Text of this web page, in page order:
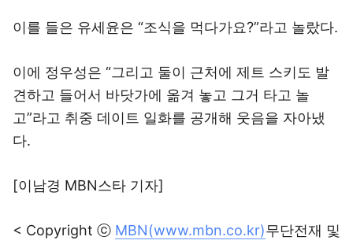
이를 들은 유세윤은 “조식을 먹다가요?”라고 놀랐다.
이에 정우성은 “그리고 둘이 근처에 제트 스키도 발
견하고 들어서 바닷가에 옮겨 놓고 그거 타고 놀
고”라고 취중 데이트 일화를 공개해 웃음을 자아냈
다.
[이남경 MBN스타 기자]
< Copyright ⓒ MBN(www.mbn.co.kr)무단전재 및